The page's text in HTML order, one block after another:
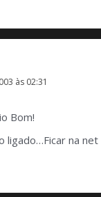
às 02:31
Bom!
ligado…Ficar na